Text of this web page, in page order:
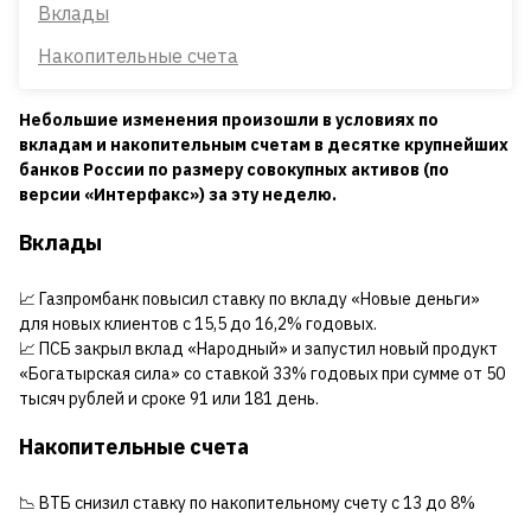
Вклады
Накопительные счета
Небольшие изменения произошли в условиях по
вкладам и накопительным счетам в десятке крупнейших
банков России по размеру совокупных активов (по
версии «Интерфакс») за эту неделю.
Вклады
📈 Газпромбанк повысил ставку по вкладу «Новые деньги»
для новых клиентов с 15,5 до 16,2% годовых.
📈 ПСБ закрыл вклад «Народный» и запустил новый продукт
«Богатырская сила» со ставкой 33% годовых при сумме от 50
тысяч рублей и сроке 91 или 181 день.
Накопительные счета
📉 ВТБ снизил ставку по накопительному счету с 13 до 8%